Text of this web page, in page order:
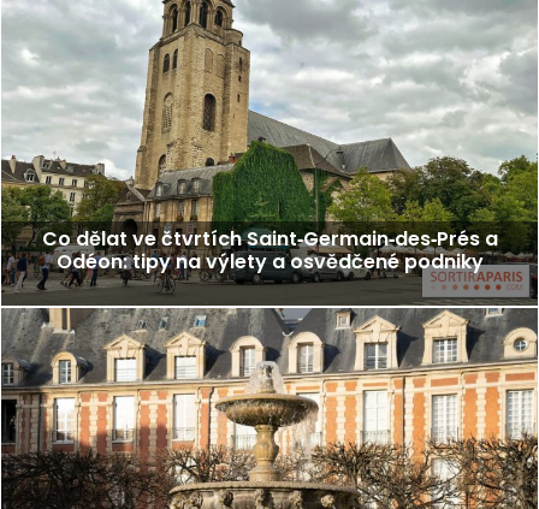
Co dělat ve čtvrtích Saint‑Germain‑des‑Prés a
Odéon: tipy na výlety a osvědčené podniky